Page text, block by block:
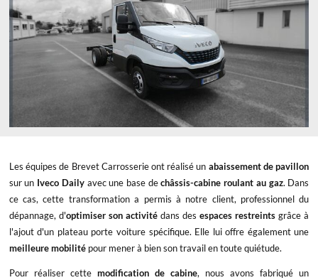
Les équipes de Brevet Carrosserie ont réalisé un abaissement de pavillon
sur un Iveco Dailyavec une base dechâssis-cabine roulant au gaz. Dans
ce cas, cette transformation a permis à notre client, professionnel du
dépannage, d'optimiser son activité dans desespaces restreints grâce à
l'ajout d'un plateau porte voiture spécifique. Elle lui offre également une
meilleure mobilitépour mener à bien son travail en toute quiétude.
Pour réaliser cette modification de cabine, nous avons fabriqué un